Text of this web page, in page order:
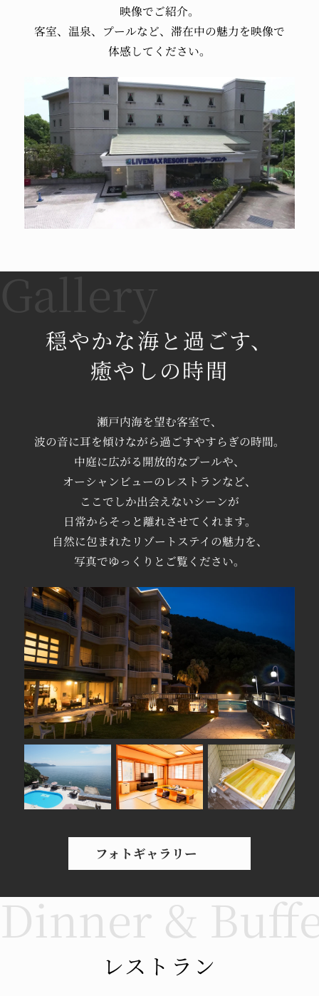
からの要請に従いレストラン営業を一部変更致
しております。改めて詳細を下記に掲載致しま
時）
■8/2（月）～8/15（日）
営業時間 17：30～21：00（酒類のご提
供・・・20時まで・カラオケ終日停止）
上記の変更以外は、通常通り営業を行っており
ます。
リブマックスリゾート全ホテルでは、厚生労働
省のガイドラインに従った「新型コロナウイル
対策詳細はコチラ
政府の要請に従い、リゾート瀬戸内シーフロン
トにて時短営業の延長を実施致します。
期間：6/1（火）～6/20（日）まで
ディナー 営業時間：20：00まで（L.O.19：
30）
※アルコール類の提供はございません。
期間等は変更される可能性がございます。
その場合には当社HP等にて随時お知らせ致し
ます。
お客様には、大変ご迷惑をお掛け致しますが、
何卒ご理解・ご了承の程、宜しくお願い申し上
2021.05.31
【プールOPENのお知らせ】
間もなくLiVEMAX RESORTのプールがOPEN
致します。解放感溢れる屋外プールをぜひお楽
しみください！！
■営業期間：7/2（金）～9/26（日）
※営業期間は変動する可能性があります。
2021.05.17
【入湯税徴収のご案内】
5月17日より条例施行に伴い、ご宿泊のお客様
より入湯税(12歳未満は対象外)を徴収させてい
ただきます。なお、入湯税徴収は当日現地にて
行います。
【金額】150円/１人１日
映像でご紹介。
客室、温泉、プールなど、 滞在中の魅力を映像で
体感してください。
穏やかな海と過ごす、
癒やしの時間
瀬戸内海を望む客室で、
波の音に耳を傾けながら過ごすやすらぎの時間。
中庭に広がる開放的なプールや、
オーシャンビューの レストランなど、
ここでしか出会えないシーンが
日常からそっと離れさせてくれます。
自然に包まれた リゾートステイの魅力を、
写真でゆっくりとご覧ください。
フォトギャラリー
レストラン